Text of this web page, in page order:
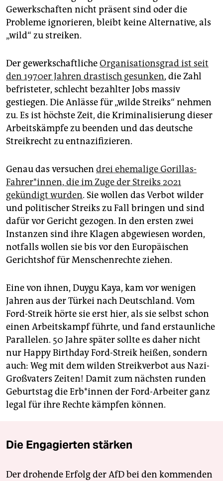
Gewerkschaften nicht präsent sind oder die
Probleme ignorieren, bleibt keine Alternative, als
„wild“ zu streiken.
Der gewerkschaftlicheOrganisationsgrad ist seit
den 1970er Jahren drastisch gesunken, die Zahl
befristeter, schlecht bezahlter Jobs massiv
gestiegen. Die Anlässe für „wilde Streiks“ nehmen
zu. Es ist höchste Zeit, die Kriminalisierung dieser
Arbeitskämpfe zu beenden und das deutsche
Streikrecht zu entnazifizieren.
Genau das versuchen drei ehemalige Gorillas-
Fahrer*innen, die im Zuge der Streiks 2021
gekündigt wurden. Sie wollen das Verbot wilder
und politischer Streiks zu Fall bringen und sind
dafür vor Gericht gezogen. In den ersten zwei
Instanzen sind ihre Klagen abgewiesen worden,
notfalls wollen sie bis vor den Europäischen
Gerichtshof für Menschenrechte ziehen.
Eine von ihnen, Duygu Kaya, kam vor wenigen
Jahren aus der Türkei nach Deutschland. Vom
Ford-Streik hörte sie erst hier, als sie selbst schon
einen Arbeitskampf führte, und fand erstaunliche
Parallelen. 50 Jahre später sollte es daher nicht
nur Happy Birthday Ford-Streik heißen, sondern
auch: Weg mit dem wilden Streikverbot aus Nazi-
Großvaters Zeiten! Damit zum nächsten runden
Geburtstag die Er­b*in­nen der Ford-Arbeiter ganz
legal für ihre Rechte kämpfen können.
Die Engagierten stärken
Der drohende Erfolg der AfD bei den kommenden